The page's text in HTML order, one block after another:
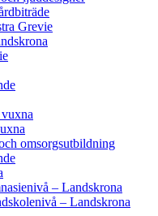
Grevie
omsorgsutbildning
– Landskrona
– Landskrona